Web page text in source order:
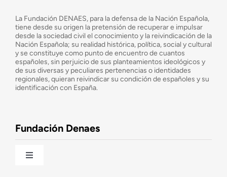
¿Cuáles son nuestros objetivos?
Consejo Asesor
La Fundación DENAES, para la defensa de la Nación Española,
tiene desde su origen la pretensión de recuperar e impulsar
desde la sociedad civil el conocimiento y la reivindicación de la
Nación Española; su realidad histórica, política, social y cultural
y se constituye como punto de encuentro de cuantos
españoles, sin perjuicio de sus planteamientos ideológicos y
de sus diversas y peculiares pertenencias o identidades
regionales, quieran reivindicar su condición de españoles y su
identificación con España.
Fundación Denaes
Toggle